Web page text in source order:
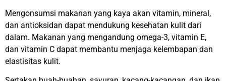
Mengonsumsi makanan yang kaya akan vitamin, mineral,
dan antioksidan dapat mendukung kesehatan kulit dari
dalam. Makanan yang mengandung omega-3, vitamin E,
dan vitamin C dapat membantu menjaga kelembapan dan
elastisitas kulit.